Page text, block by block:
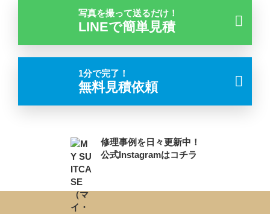
写真を撮って送るだけ！
LINEで簡単見積
1分で完了！
無料見積依頼
修理事例を日々更新中！
公式Instagramはコチラ